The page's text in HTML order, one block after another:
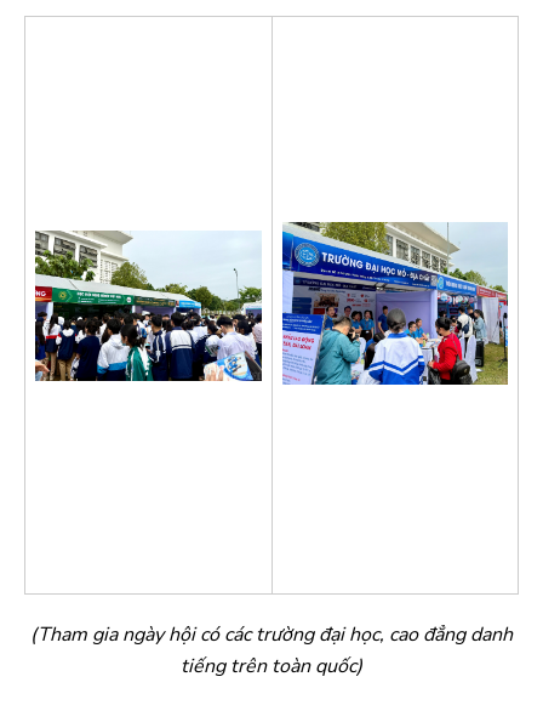
(Tham gia ngày hội có các trường đại học, cao đẳng danh
tiếng trên toàn quốc)